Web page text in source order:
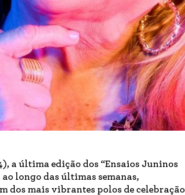
a última edição dos “Ensaios Juninos
longo das últimas semanas,
dos mais vibrantes polos de celebração